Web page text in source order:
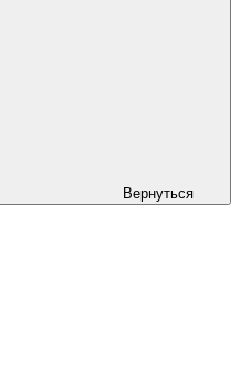
Вернуться